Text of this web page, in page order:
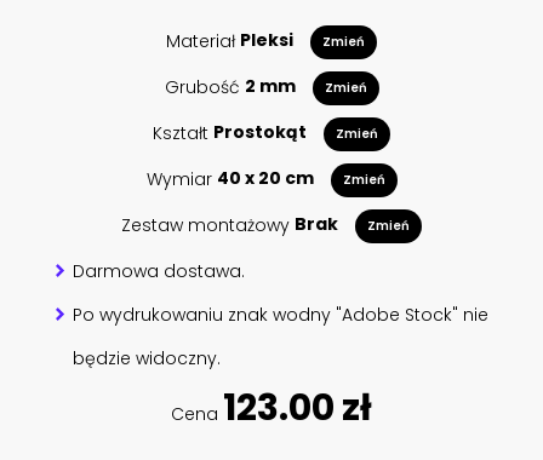
Materiał Pleksi Zmień
Grubość 2 mm Zmień
Kształt Prostokąt Zmień
Wymiar 40 x 20 cm Zmień
Zestaw montażowy Brak Zmień
Darmowa dostawa.
Po wydrukowaniu znak wodny "Adobe Stock" nie
będzie widoczny.
Cena 123.00 zł